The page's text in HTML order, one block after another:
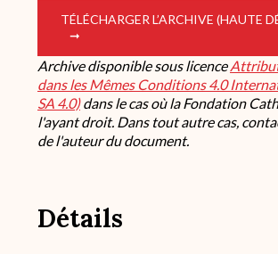
TÉLÉCHARGER L’ARCHIVE (HAUTE
Archive disponible sous licence
dans les Mêmes Conditions 4.0
SA 4.0)dans le cas où la Fondation
l'ayant droit. Dans tout autre cas,
de l'auteur du document.
Détails